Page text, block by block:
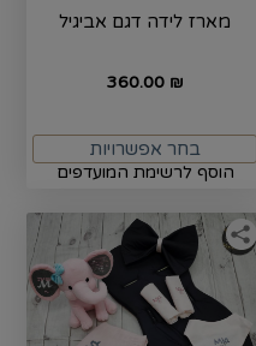
מארז לידה דגם אביגיל
360.00 ₪
בחר אפשרויות
הוסף לרשימת המועדפים